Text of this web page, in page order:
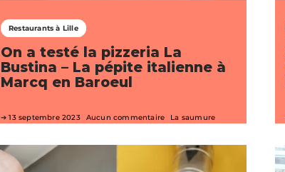
Restaurants à Lille
On a testé la pizzeria La
Bustina – La pépite italienne à
Marcq en Baroeul
13 septembre 2023 Aucun commentaire La saumure